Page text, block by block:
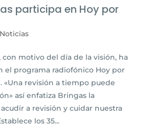
participa en Hoy por
Noticias
con motivo del día de la visión, ha
el programa radiofónico Hoy por
«Una revisión a tiempo puede
así enfatiza Bringas la
a revisión y cuidar nuestra
los 35...